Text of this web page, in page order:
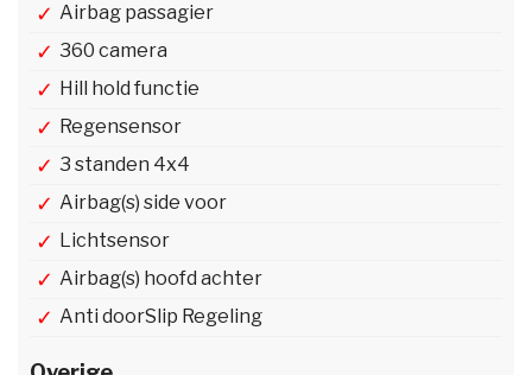
Airbag passagier
360 camera
Hill hold functie
Regensensor
3 standen 4x4
Airbag(s) side voor
Lichtsensor
Airbag(s) hoofd achter
Anti doorSlip Regeling